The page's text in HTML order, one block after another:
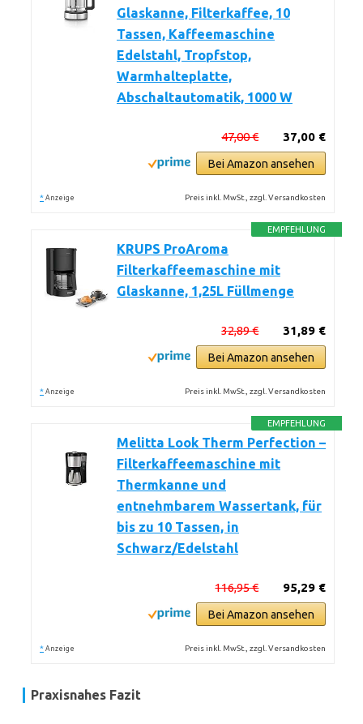
Glaskanne, Filterkaffee, 10
Tassen, Kaffeemaschine
Edelstahl, Tropfstop,
Warmhalteplatte,
Abschaltautomatik, 1000 W
37,00 €
47,00 €
Bei Amazon ansehen
* Anzeige Preis inkl. MwSt., zzgl. Versandkosten
EMPFEHLUNG
KRUPS ProAroma
Filterkaffeemaschine mit
Glaskanne, 1,25L Füllmenge
31,89 €
32,89 €
Bei Amazon ansehen
* Anzeige Preis inkl. MwSt., zzgl. Versandkosten
EMPFEHLUNG
Melitta Look Therm Perfection –
Filterkaffeemaschine mit
Thermkanne und
entnehmbarem Wassertank, für
bis zu 10 Tassen, in
Schwarz/Edelstahl
95,29 €
116,95 €
Bei Amazon ansehen
* Anzeige Preis inkl. MwSt., zzgl. Versandkosten
Praxisnahes Fazit